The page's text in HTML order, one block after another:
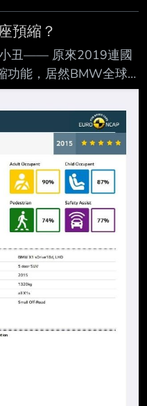
預縮？
丑—— 原來2019連國
功能，居然BMW全球
的車不太方便，19年
款給他上下班接送小孩
很簡單 1.豪華品牌「應
起NX X1的外型另外一
去採訪BMW，結果不
，一看才知道，原來
要偷？？？？？
雖然是X1定位就
豪華品牌